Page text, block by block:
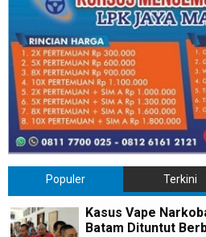
Populer Terkini
Kasus Vape
Batam Dituntut